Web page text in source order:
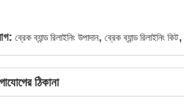
ব্রেক ব্যান্ড রিলাইনিং উপাদান, ব্রেক ব্যান্ড রিলাইনিং কিট,
ঠিকানা